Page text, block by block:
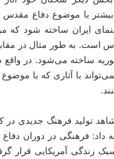
بیشتر با موضوع دفاع مقدس
ایران ساخته شود که
است. به طور مثال در مقابل
ساخته می‌شود. در واقع
با آثاری که با
شاهد تولید فرهنگ جدیدی در
داد: فرهنگی در دوران
زندگی آمریکایی قرار